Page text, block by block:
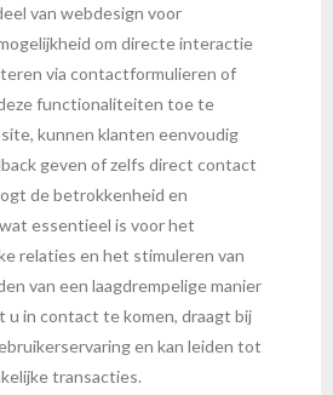
van webdesign voor
om directe interactie
via contactformulieren of
functionaliteiten toe te
kunnen klanten eenvoudig
geven of zelfs direct contact
de betrokkenheid en
essentieel is voor het
relaties en het stimuleren van
van een laagdrempelige manier
u in contact te komen, draagt bij
en kan leiden tot
transacties.